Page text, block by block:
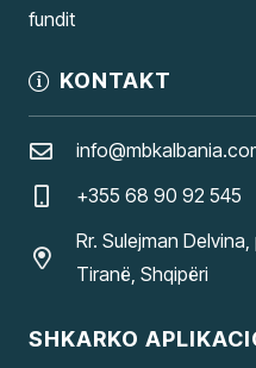
fundit
KONTAKT
+355 68 90 92 545
Rr. Sulejman
Tiranë, Shqipëri
SHKARKO